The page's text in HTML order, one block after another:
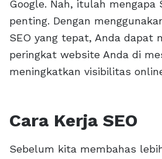
Google. Nah, itulah mengapa
penting. Dengan
SEO yang tepat, Anda dapat
peringkat website Anda di
meningkatkan visibilitas
Cara Kerja SEO
Sebelum kita membahas